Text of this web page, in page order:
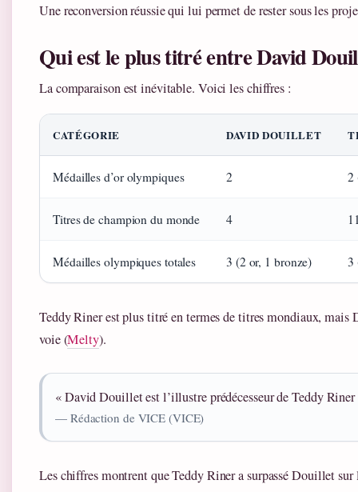
Une reconversion réussie qui lui permet de rester sous les
Qui est le plus titré entre David
La comparaison est inévitable. Voici les chiffres :
CATÉGORIE DAVID DOUILLET
Médailles d’or olympiques 2 2
Titres de champion du monde 4
Médailles olympiques totales 3 (2 or, 1 bronze) 3
Teddy Riner est plus titré en termes de titres mondiaux,
voie (Melty).
« David Douillet est l’illustre prédécesseur de Teddy
— Rédaction de VICE (VICE)
Les chiffres montrent que Teddy Riner a surpassé Douillet